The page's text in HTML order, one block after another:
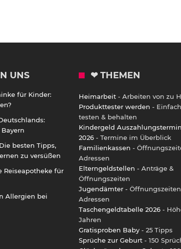
UNS
für Kinder:
besten Tipps,
zu versüßen
Reiseapotheke für
Allergien bei
❤ THEMEN
Heimarbeit - Arbeiten von zu
Produkttester werden - Einfach
testen & behalten
Kindergeld
2026 - Termine im Überblick
Familienkassen -
Adressen
Elterngeldstellen - Anträge &
Öffnungszeiten
Jugendämter -
Adressen
Taschengeldtabelle 2026 -
Jahren
Gratisproben Baby - 25 Tipps
Sprüche zur Geburt - 150